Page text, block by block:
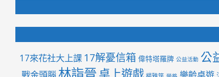
17來花社大上課 17解憂信箱 偉特塔羅牌 公益活動 公
林詣晉桌上遊戲